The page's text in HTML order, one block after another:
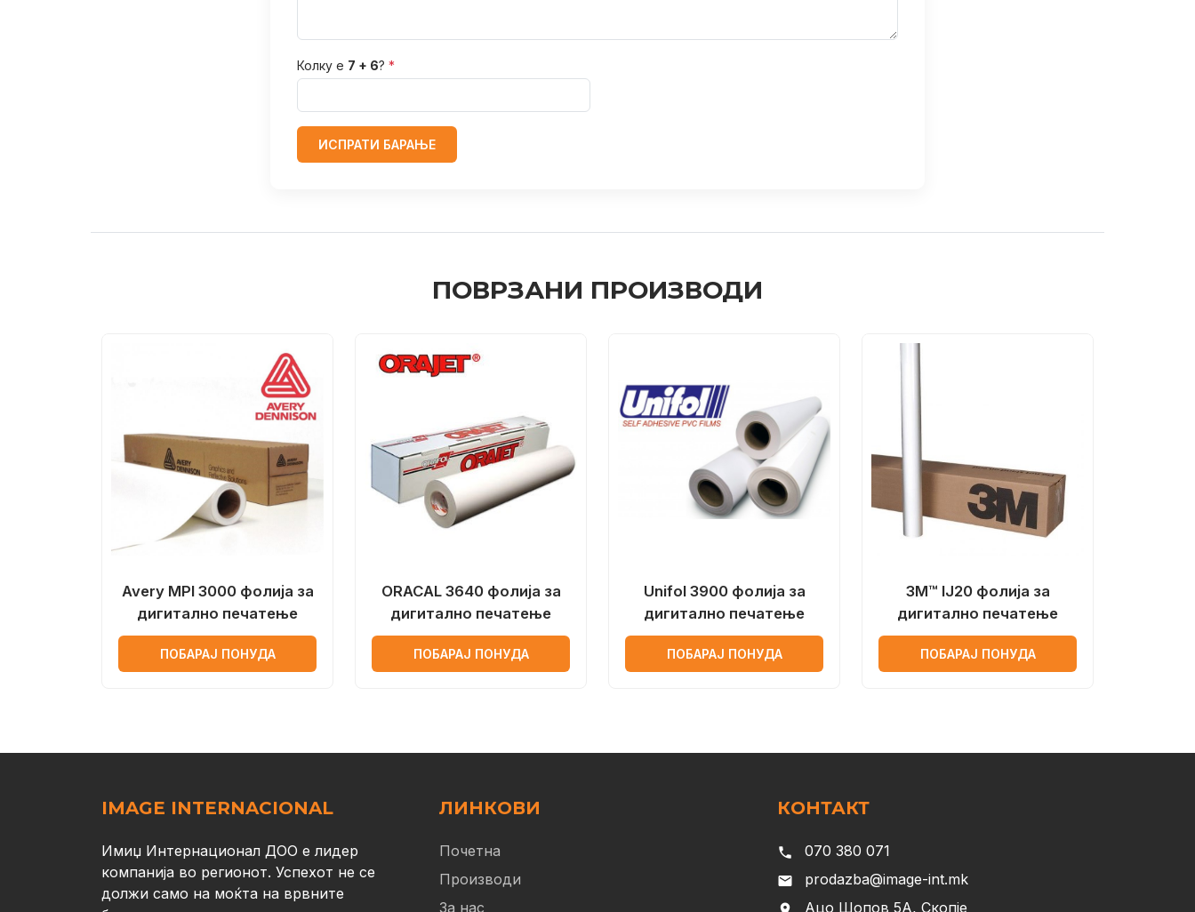
Колку е 7 + 6? *
ИСПРАТИ БАРАЊЕ
ПОВРЗАНИ ПРОИЗВОДИ
Avery MPI 3000 фолија за
дигитално печатење
ПОБАРАЈ ПОНУДА
ORACAL 3640 фолија за
дигитално печатење
ПОБАРАЈ ПОНУДА
Unifol 3900 фолија за
дигитално печатење
ПОБАРАЈ ПОНУДА
3M™ IJ20 фолија за
дигитално печатење
ПОБАРАЈ ПОНУДА
IMAGE INTERNACIONAL
Имиџ Интернационал ДОО е лидер
компанија во регионот. Успехот не се
должи само на моќта на врвните
ЛИНКОВИ
Почетна
Производи
За нас
КОНТАКТ
phone 070 380 071
email prodazba@image-int.mk
Ацо Шопов 5А, Скопје